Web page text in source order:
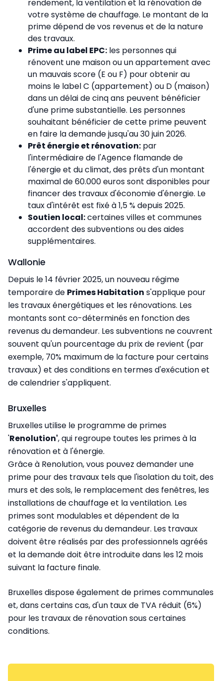
rendement, la ventilation et la rénovation de
votre système de chauffage. Le montant de la
prime dépend de vos revenus et de la nature
des travaux.
Prime au label EPC: les personnes qui
rénovent une maison ou un appartement avec
un mauvais score (E ou F) pour obtenir au
moins le label C (appartement) ou D (maison)
dans un délai de cinq ans peuvent bénéficier
d'une prime substantielle. Les personnes
souhaitant bénéficier de cette prime peuvent
en faire la demande jusqu'au 30 juin 2026.
Prêt énergie et rénovation: par
l'intermédiaire de l'Agence flamande de
l'énergie et du climat, des prêts d'un montant
maximal de 60.000 euros sont disponibles pour
financer des travaux d'économie d'énergie. Le
taux d'intérêt est fixé à 1,5 % depuis 2025.
Soutien local:certaines villes et communes
accordent des subventions ou des aides
supplémentaires.
Wallonie
Depuis le 14 février 2025, un nouveau régime
temporaire de Primes Habitation s'applique pour
les travaux énergétiques et les rénovations. Les
montants sont co-déterminés en fonction des
revenus du demandeur. Les subventions ne couvrent
souvent qu'un pourcentage du prix de revient (par
exemple, 70% maximum de la facture pour certains
travaux) et des conditions en termes d'exécution et
de calendrier s'appliquent.
Bruxelles
Bruxelles utilise le programme de primes
'Renolution', qui regroupe toutes les primes à la
rénovation et à l'énergie.
Grâce à Renolution, vous pouvez demander une
prime pour des travaux tels que l'isolation du toit, des
murs et des sols, le remplacement des fenêtres, les
installations de chauffage et la ventilation. Les
primes sont modulables et dépendent de la
catégorie de revenus du demandeur. Les travaux
doivent être réalisés par des professionnels agréés
et la demande doit être introduite dans les 12 mois
suivant la facture finale.
Bruxelles dispose également de primes communales
et, dans certains cas, d'un taux de TVA réduit (6%)
pour les travaux de rénovation sous certaines
conditions.